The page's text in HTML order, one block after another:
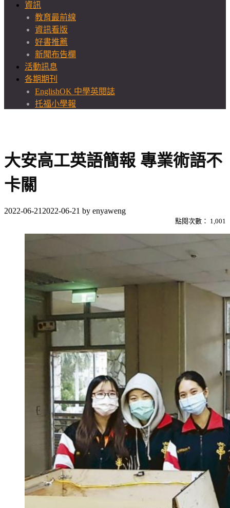
資訊
教育最前線
資訊看版
好書推薦
新聞布告欄
活動訊息
各期期刊
EnglishOK 中學英閱誌
托福小學報
大安高工英語簡報 專業術語不
卡關
2022-06-212022-06-21 by enyaweng
點閱次數： 1,001